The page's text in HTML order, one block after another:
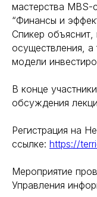
мастерства
“Финансы и
Спикер объяснит,
осуществления,
модели
В конце
обсуждения
Регистрация на
ссылке: https://
Мероприятие
Управления